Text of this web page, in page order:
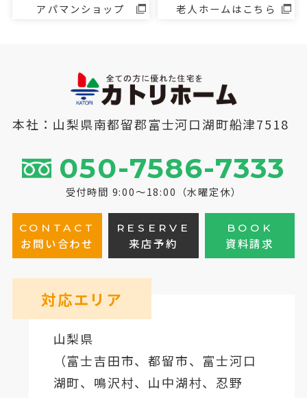
アパマンショップ 老人ホームはこちら
本社：山梨県南都留郡富士河口湖町船津7518
050-7586-7333
受付時間 9:00～18:00（水曜定休）
CONTACT
お問い合わせ
RESERVE
来店予約
BOOK
資料請求
対応エリア
山梨県
（富士吉田市、都留市、 富士河口
湖町、鳴沢村、山中湖村、忍野